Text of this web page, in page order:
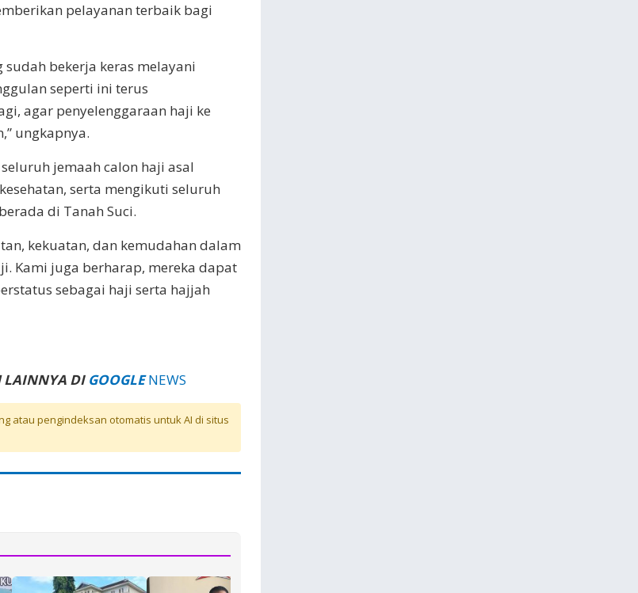
pelayanan terbaik bagi
bekerja keras melayani
seperti ini terus
agar penyelenggaraan haji ke
ungkapnya.
jemaah calon haji asal
serta mengikuti seluruh
di Tanah Suci.
kekuatan, dan kemudahan dalam
Kami juga berharap, mereka dapat
sebagai haji serta hajjah
LAINNYA DI GOOGLENEWS
atau pengindeksan otomatis untuk AI di situs